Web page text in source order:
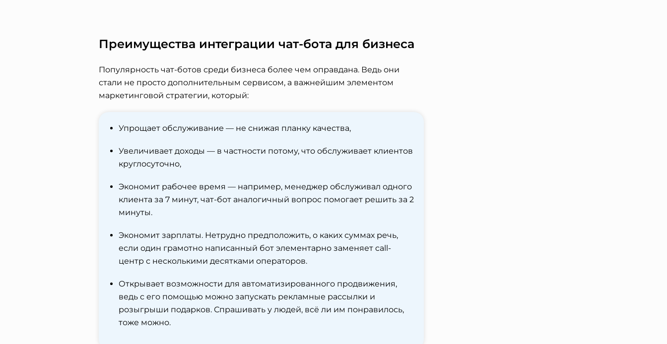
Преимущества интеграции чат-бота для бизнеса
Популярность чат-ботов среди бизнеса более чем оправдана. Ведь они
стали не просто дополнительным сервисом, а важнейшим элементом
маркетинговой стратегии, который:
Упрощает обслуживание — не снижая планку качества,
Увеличивает доходы — в частности потому, что обслуживает клиентов
круглосуточно,
Экономит рабочее время — например, менеджер обслуживал одного
клиента за 7 минут, чат-бот аналогичный вопрос помогает решить за 2
минуты.
Экономит зарплаты. Нетрудно предположить, о каких суммах речь,
если один грамотно написанный бот элементарно заменяет call-
центр с несколькими десятками операторов.
Открывает возможности для автоматизированного продвижения,
ведь с его помощью можно запускать рекламные рассылки и
розыгрыши подарков. Спрашивать у людей, всё ли им понравилось,
тоже можно.